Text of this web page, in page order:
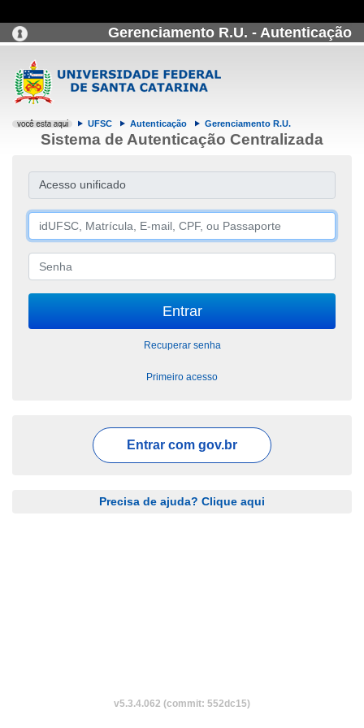
Gerenciamento R.U. - Autenticação
UFSC Autenticação Gerenciamento R.U.
Sistema de Autenticação Centralizada
Acesso unificado
Recuperar senha
Primeiro acesso
Entrar com gov.br
Precisa de ajuda? Clique aqui
v5.3.4.062 (commit: 552dc15)